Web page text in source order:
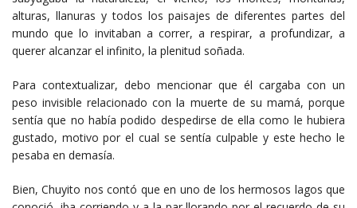
alturas, llanuras y todos los paisajes de diferentes partes del
mundo que lo invitaban a correr, a respirar, a profundizar, a
querer alcanzar el infinito, la plenitud soñada.
Para contextualizar, debo mencionar que él cargaba con un
peso invisible relacionado con la muerte de su mamá, porque
sentía que no había podido despedirse de ella como le hubiera
gustado, motivo por el cual se sentía culpable y este hecho le
pesaba en demasía.
Bien, Chuyito nos contó que en uno de los hermosos lagos que